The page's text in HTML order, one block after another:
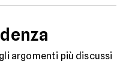
argomenti più discussi